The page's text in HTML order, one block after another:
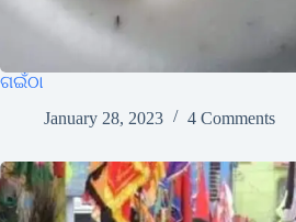
ଗଇଁଠା
January 28, 2023
4 Comments